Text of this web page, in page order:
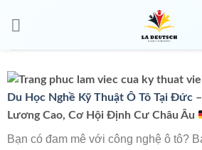
Du Học Nghề Kỹ Thuật Ô Tô Tại Đức
Lương Cao, Cơ Hội Định Cư Châu Âu
Bạn có đam mê với công nghệ ô tô?